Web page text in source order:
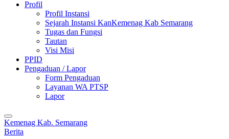
Profil
Profil Instansi
Sejarah Instansi KanKemenag Kab Semarang
Tugas dan Fungsi
Tautan
Visi Misi
PPID
Pengaduan / Lapor
Form Pengaduan
Layanan WA PTSP
Lapor
Kemenag Kab. Semarang
Berita